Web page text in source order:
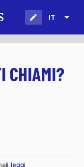
IT
CHIAMI?
leggi